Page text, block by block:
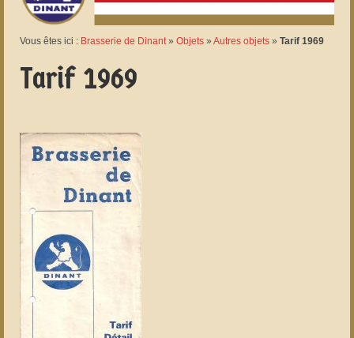
Vous êtes ici : Brasserie de Dinant» Objets » Autres objets » Tarif 1969
Tarif 1969